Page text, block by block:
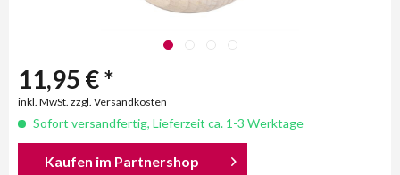
11,95 € *
inkl. MwSt. zzgl. Versandkosten
Sofort versandfertig, Lieferzeit ca. 1-3 Werktage
Kaufen im Partnershop